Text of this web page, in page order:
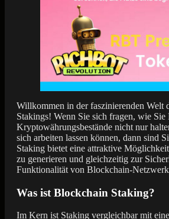
Willkommen in der faszinierenden Welt
Stakings! Wenn Sie sich fragen, wie Sie
Kryptowährungsbestände nicht nur
sich arbeiten lassen können, dann sind
Staking bietet eine attraktive
zu generieren und gleichzeitig zur
Funktionalität von Blockchain-
Was ist Blockchain Staking?
Im Kern ist Staking vergleichbar mit